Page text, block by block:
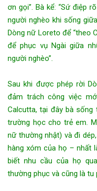
ơn gọi”. Bà kể: “Sứ điệp
người nghèo khi sống
Dòng nữ Loreto để “theo
để phục vụ Ngài giữa
người nghèo”.
Sau khi được phép rời
đảm trách công việc
Calcutta, tại đây bà
trường học cho trẻ em.
nữ thường nhật) và đi
hàng xóm của họ – nhất
biết nhu cầu của họ
thường phục và cũng là tu